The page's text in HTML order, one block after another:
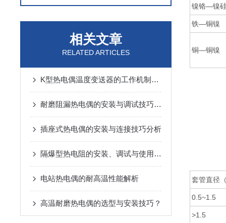
相关文章
RELATED ARTICLES
K型热电偶温度变送器的工作机制与性能特点
耐磨阻漏热电偶的安装与调试技巧说明
插座式热电偶的安装与连接技巧分析
隔爆型热电阻的安装、调试与使用注意事项
电站热电偶的耐高温性能解析
高温耐磨热电偶的选型与安装技巧？
镍铬—镍
铁—铜镍
铜—铜镍
套管直径
0.5~1.5
>1.5